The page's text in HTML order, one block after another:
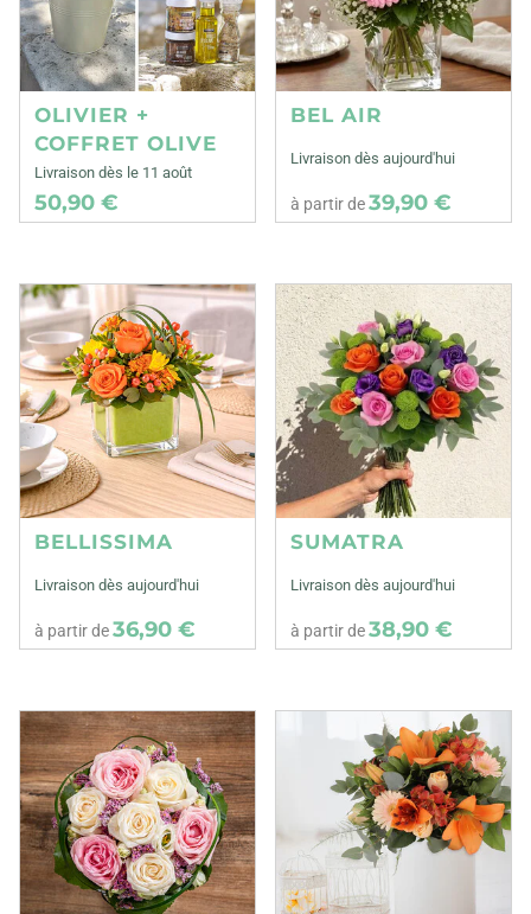
OLIVIER +
COFFRET OLIVE
Livraison dès le 11 août
50,90 €
BEL AIR
Livraison dès aujourd'hui
à partir de39,90 €
BELLISSIMA
Livraison dès aujourd'hui
à partir de36,90 €
SUMATRA
Livraison dès aujourd'hui
à partir de38,90 €